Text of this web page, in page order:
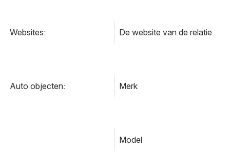
Websites: De website van de relatie
Auto objecten: Merk
Model